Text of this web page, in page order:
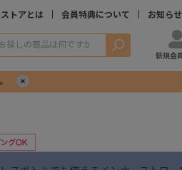
トアとは 会員特典について お知らせ
検索
新規会